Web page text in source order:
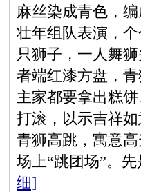
麻丝染成青色，
壮年组队表演，
只狮子，一人舞
者端红漆方盘，
主家都要拿出糕
打滚，以示吉祥
青狮高跳，寓意
场上“跳团场”。
细]